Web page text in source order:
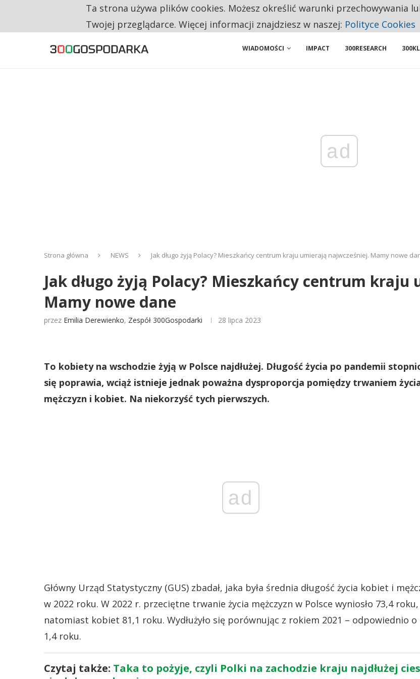
CO TRZECIĄ ZŁOTÓWKĘ Z EMERYTURY SENIORZY PRZEZNACZAJĄ NA PODSTAWOWE ZAKUPY
WIADOMOŚCI IMPACT 300RESEARCH
ad
Strona główna NEWS Jak długo żyją Polacy? Mieszkańcy centrum kraju umierają najwcześniej. Mamy nowe
Jak długo żyją Polacy? Mieszkańcy centrum
Mamy nowe dane
przez Emilia Derewienko, Zespół 300Gospodarki 28 lipca 2023
To kobiety na wschodzie żyją w Polsce najdłużej. Długość życia po pandemii
się poprawia, wciąż istnieje jednak poważna dysproporcja pomiędzy trwaniem
mężczyzn i kobiet. Na niekorzyść tych pierwszych.
ad
Główny Urząd Statystyczny (GUS) zbadał, jaka była średnia długość życia kobiet i
w 2022 roku. W 2022 r. przeciętne trwanie życia mężczyzn w Polsce wyniosło 73,4 roku,
natomiast kobiet 81,1 roku. Wydłużyło się porównując z rokiem 2021 – odpowiednio o
1,4 roku.
Czytaj także: Taka to pożyje, czyli Polki na zachodzie kraju najdłużej
Ta strona używa plików cookies. Możesz określić warunki przechowywania
Twojej przeglądarce. Więcej informacji znajdziesz w naszej: Polityce Cookies